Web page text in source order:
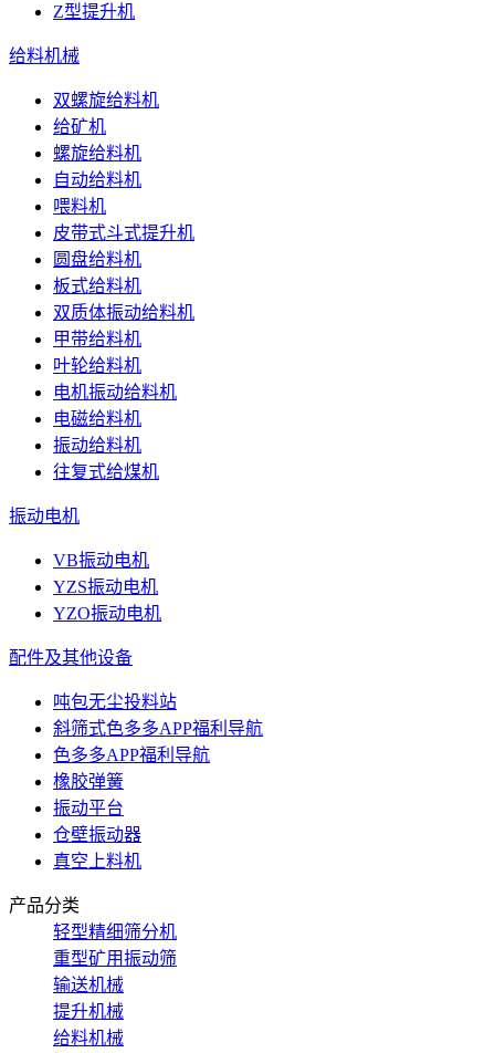
Z型提升机
给料机械
双螺旋给料机
给矿机
螺旋给料机
自动给料机
喂料机
皮带式斗式提升机
圆盘给料机
板式给料机
双质体振动给料机
甲带给料机
叶轮给料机
电机振动给料机
电磁给料机
振动给料机
往复式给煤机
振动电机
VB振动电机
YZS振动电机
YZO振动电机
配件及其他设备
吨包无尘投料站
斜筛式色多多APP福利导航
色多多APP福利导航
橡胶弹簧
振动平台
仓壁振动器
真空上料机
产品分类
轻型精细筛分机
重型矿用振动筛
输送机械
提升机械
给料机械